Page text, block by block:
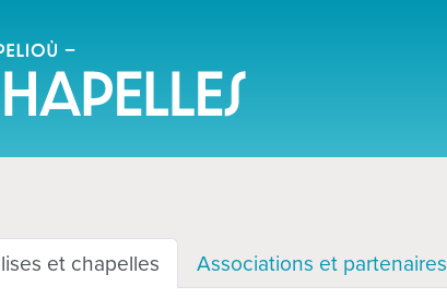
et chapelles Associations et partenaires